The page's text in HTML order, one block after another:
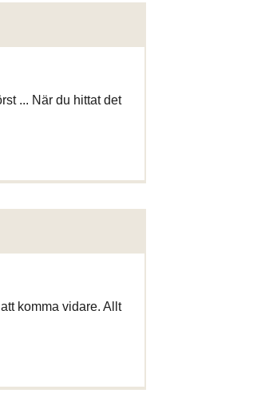
... När du hittat det
att komma vidare. Allt